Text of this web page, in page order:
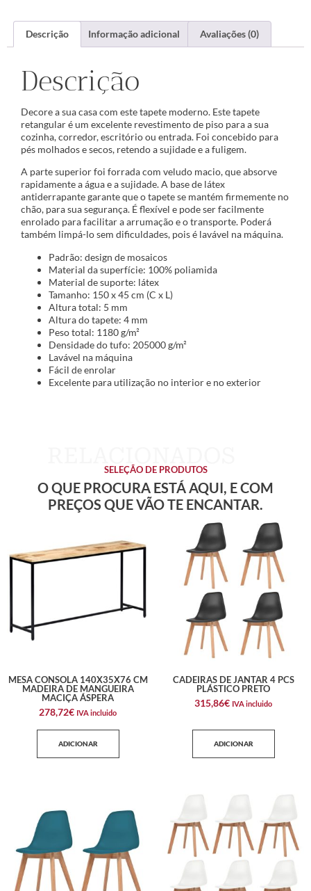
Descrição Informação adicional Avaliações (0)
Descrição
Decore a sua casa com este tapete moderno. Este tapete
retangular é um excelente revestimento de piso para a sua
cozinha, corredor, escritório ou entrada. Foi concebido para
pés molhados e secos, retendo a sujidade e a fuligem.
A parte superior foi forrada com veludo macio, que absorve
rapidamente a água e a sujidade. A base de látex
antiderrapante garante que o tapete se mantém firmemente no
chão, para sua segurança. É flexível e pode ser facilmente
enrolado para facilitar a arrumação e o transporte. Poderá
também limpá-lo sem dificuldades, pois é lavável na máquina.
Padrão: design de mosaicos
Material da superfície: 100% poliamida
Material de suporte: látex
Tamanho: 150 x 45 cm (C x L)
Altura total: 5 mm
Altura do tapete: 4 mm
Peso total: 1180 g/m²
Densidade do tufo: 205000 g/m²
Lavável na máquina
Fácil de enrolar
Excelente para utilização no interior e no exterior
SELEÇÃO DE PRODUTOS
O QUE PROCURA ESTÁ AQUI, E COM
PREÇOS QUE VÃO TE ENCANTAR.
MESA CONSOLA 140X35X76 CM
MADEIRA DE MANGUEIRA
MACIÇA ÁSPERA
278,72€ IVA incluido
ADICIONAR
CADEIRAS DE JANTAR 4 PCS
PLÁSTICO PRETO
315,86€ IVA incluido
ADICIONAR